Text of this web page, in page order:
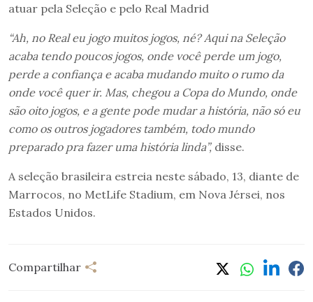
atuar pela Seleção e pelo Real Madrid
“Ah, no Real eu jogo muitos jogos, né? Aqui na Seleção
acaba tendo poucos jogos, onde você perde um jogo,
perde a confiança e acaba mudando muito o rumo da
onde você quer ir. Mas, chegou a Copa do Mundo, onde
são oito jogos, e a gente pode mudar a história, não só eu
como os outros jogadores também, todo mundo
preparado pra fazer uma história linda”, disse.
A seleção brasileira estreia neste sábado, 13, diante de
Marrocos, no MetLife Stadium, em Nova Jérsei, nos
Estados Unidos.
Compartilhar